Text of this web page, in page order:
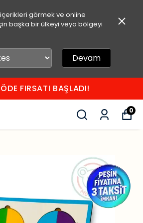
görmek ve online
başka bir ülkeyi veya bölgeyi
Devam
ÜCRETSİZ KARGO
0